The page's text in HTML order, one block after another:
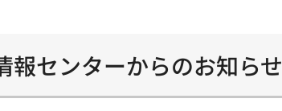
報センターからのお知らせ